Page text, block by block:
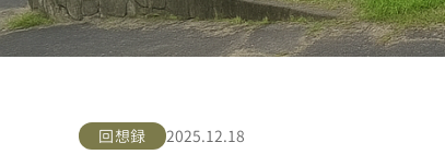
回想録 2025.12.18